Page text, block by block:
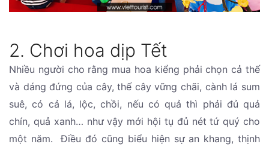
2. Chơi hoa dịp Tết
Nhiều người cho rằng mua hoa kiểng phải chọn cả thế
và dáng đứng của cây, thế cây vững chãi, cành lá sum
suê, có cả lá, lộc, chồi, nếu có quả thì phải đủ quả
chín, quả xanh… như vậy mới hội tụ đủ nét tứ quý cho
một năm. Điều đó cũng biểu hiện sự an khang, thịnh